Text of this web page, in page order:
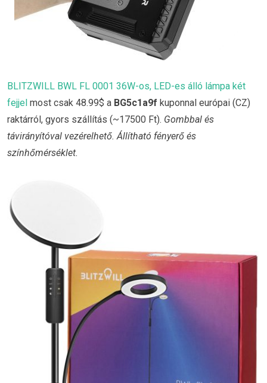
BLITZWILL BWL FL 0001 36W-os, LED-es álló lámpa két
fejjel most csak 48.99$ a BG5c1a9f kuponnal európai (CZ)
raktárról, gyors szállítás (~17500 Ft). Gombbal és
távirányítóval vezérelhető. Állítható fényerő és
színhőmérséklet.